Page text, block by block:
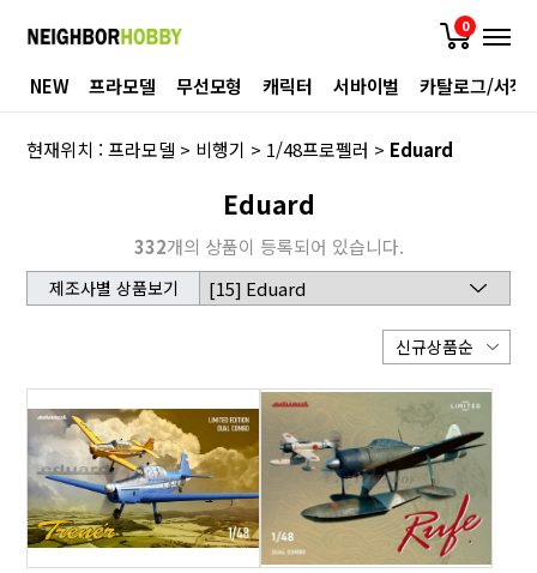
0
NEW 프라모델 무선모형 캐릭터 서바이벌 카탈로그/서적
현재위치 :프라모델 > 비행기 > 1/48프로펠러 > Eduard
Eduard
332개의 상품이 등록되어 있습니다.
제조사별 상품보기